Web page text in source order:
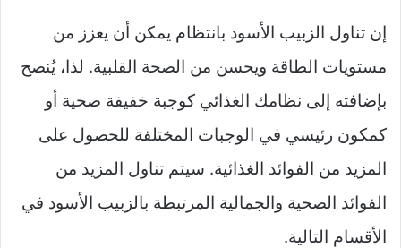
إن تناول الزبيب الأسود بانتظام يمكن أن يعزز من
مستويات الطاقة ويحسن من الصحة القلبية. لذا، يُنصح
بإضافته إلى نظامك الغذائي كوجبة خفيفة صحية أو
كمكون رئيسي في الوجبات المختلفة للحصول على
المزيد من الفوائد الغذائية. سيتم تناول المزيد من
الفوائد الصحية والجمالية المرتبطة بالزبيب الأسود في
الأقسام التالية.